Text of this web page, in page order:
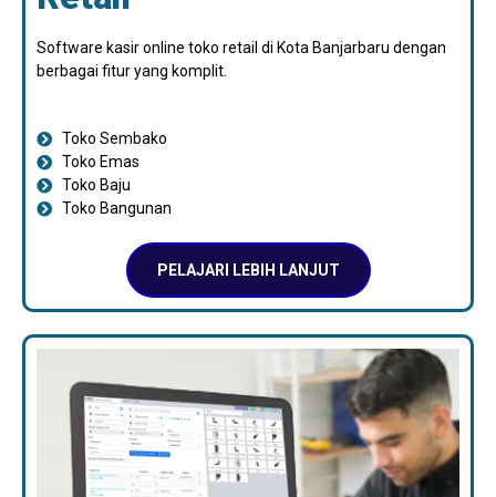
Software kasir online toko retail di Kota Banjarbaru dengan
berbagai fitur yang komplit.
Toko Sembako
Toko Emas
Toko Baju
Toko Bangunan
PELAJARI LEBIH LANJUT